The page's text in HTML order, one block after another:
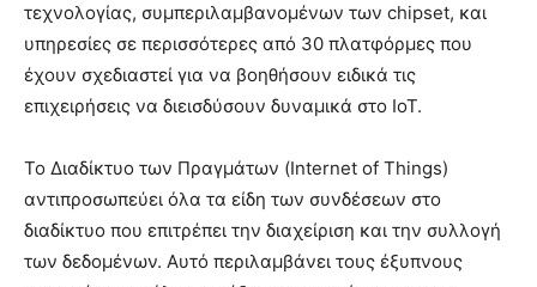
τεχνολογίας, συμπεριλαμβανομένων των chipset, και
υπηρεσίες σε περισσότερες από 30 πλατφόρμες που
έχουν σχεδιαστεί για να βοηθήσουν ειδικά τις
επιχειρήσεις να διεισδύσουν δυναμικά στο IoT.
Το Διαδίκτυο των Πραγμάτων (Internet of Things)
αντιπροσωπεύει όλα τα είδη των συνδέσεων στο
διαδίκτυο που επιτρέπει την διαχείριση και την συλλογή
των δεδομένων. Αυτό περιλαμβάνει τους έξυπνους